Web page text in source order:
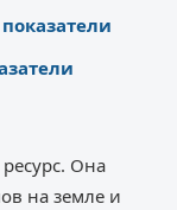
Она
на земле и